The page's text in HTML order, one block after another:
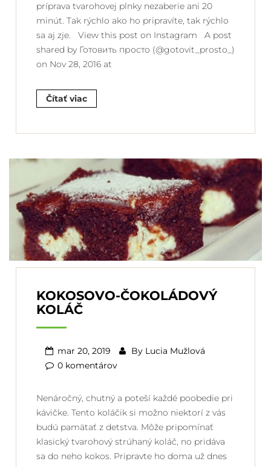
príprava tvarohovej plnky nezaberie ani 20
minút. Tak rýchlo ako ho pripravíte, tak rýchlo
sa aj zje. View this post on Instagram A post
shared by Готовить просто (@gotovit_prosto_)
on Nov 28, 2016 at
Čítať viac
KOKOSOVO-ČOKOLÁDOVÝ
KOLÁČ
mar 20, 2019 By Lucia Mužlová
0 komentárov
Nenáročný, chutný a poteší každé poobedie pri
kávičke. Tento koláčik si možno niektorí z vás
budú pamätať z detstva. Môže pripomínať
klasický tvarohový strúhaný koláč, no pridáva
sa do neho kokos. Pripravte ho doma už dnes